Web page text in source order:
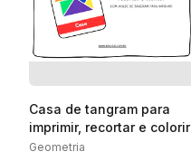
Casa de tangram para
imprimir, recortar e colorir
Geometria